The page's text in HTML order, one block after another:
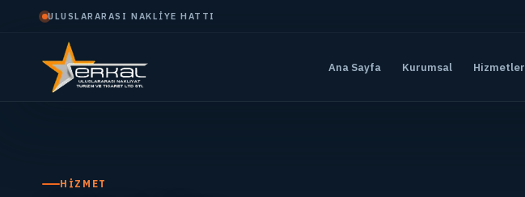
ULUSLARARASI NAKLIYE HATTI
Ana Sayfa Kurumsal Hizmetler
HIZMET